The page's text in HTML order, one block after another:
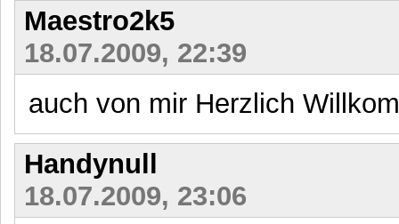
Maestro2k5
18.07.2009, 22:39
auch von mir Herzlich
Handynull
18.07.2009, 23:06